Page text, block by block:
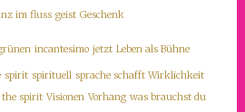
im fluss geist Geschenk
incantesimo jetzt Leben als Bühne
spirit spirituell sprache schafft Wirklichkeit
spirit Visionen Vorhang was brauchst du